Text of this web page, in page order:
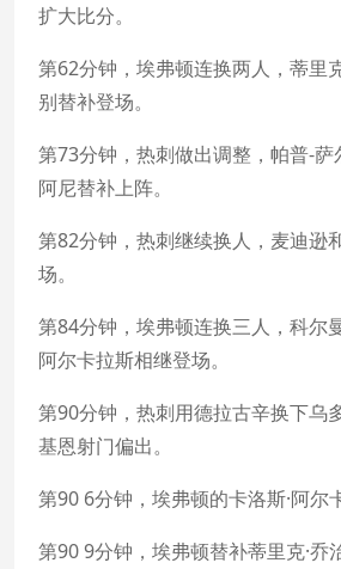
扩大比分。
第62分钟，埃弗顿连换两人，蒂里
别替补登场。
第73分钟，热刺做出调整，帕普-萨
阿尼替补上阵。
第82分钟，热刺继续换人，麦迪逊
场。
第84分钟，埃弗顿连换三人，科尔
阿尔卡拉斯相继登场。
第90分钟，热刺用德拉古辛换下乌
基恩射门偏出。
第90 6分钟，埃弗顿的卡洛斯·阿尔
第90 9分钟，埃弗顿替补蒂里克·乔